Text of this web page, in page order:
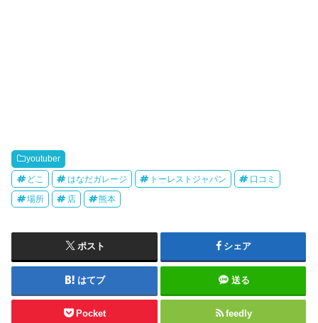
youtuber
どこ はなだガレージ トーレストジャパン 口コミ
場所 店 熊本
ポスト シェア
はてブ 送る
Pocket feedly